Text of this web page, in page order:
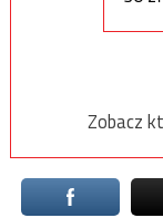
Zobacz